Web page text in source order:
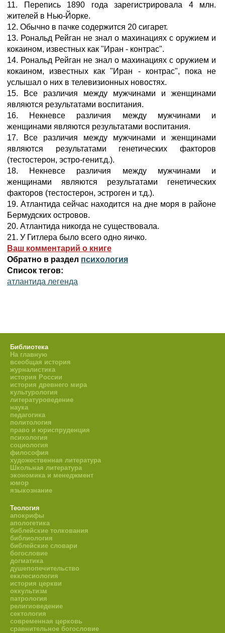
11. Перепись 1890 года зарегистрировала 4 млн.
жителей в Нью-Йорке.
12. Обычно в пачке содержится 20 сигарет.
13. Рональд Рейган не знал о махинациях с оружием и
кокаином, известных как "Иран - контрас".
14. Рональд Рейган не знал о махинациях с оружием и
кокаином, известных как "Иран - контрас", пока не
услышал о них в телевизионных новостях.
15. Все различия между мужчинами и женщинами
являются результатами воспитания.
16. Некневсе различия между мужчинами и
женщинами являются результатами воспитания.
17. Все различия между мужчинами и женщинами
являются результатами генетических факторов
(тестостерон, эстро-генит.д.).
18. Некневсе различия между мужчинами и
женщинами являются результатами генетических
факторов (тестостерон, эстроген и т.д.).
19. Атлантида сейчас находится на дне моря в районе
Бермудских островов.
20. Атлантида никогда не существовала.
21. У Гитлера было всего одно яичко.
Ваш комментарий о книге
Обратно в раздел психология
Список тегов:
атлантида легенда
Библиотека
На главную
всеобщая история
журналистика
история России
история древнего мира
культурология
литературоведение
наука
педагогика
политология
право и юриспруденция
психология
социология
философия
художественная литература
Школьная литература
экономика и менеджмент
юмор
языкознание
Теология
апокрифы
апологетика
библейские толкования
библиология
библейские словари
богословие
догматика
душепопечительство
екклесиология
история церкви
оккультизм
патрология
религиоведение
сектология
современная церковь
сравнительное богословие